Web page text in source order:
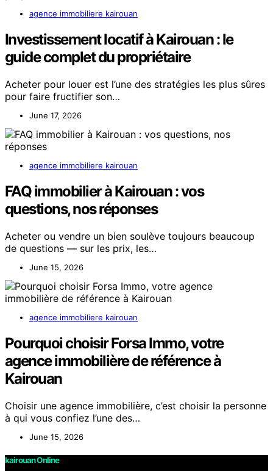
agence immobiliere kairouan
Investissement locatif à Kairouan : le
guide complet du propriétaire
Acheter pour louer est l’une des stratégies les plus sûres
pour faire fructifier son…
June 17, 2026
agence immobiliere kairouan
FAQ immobilier à Kairouan : vos
questions, nos réponses
Acheter ou vendre un bien soulève toujours beaucoup
de questions — sur les prix, les…
June 15, 2026
agence immobiliere kairouan
Pourquoi choisir Forsa Immo, votre
agence immobilière de référence à
Kairouan
Choisir une agence immobilière, c’est choisir la personne
à qui vous confiez l’une des…
June 15, 2026
kairouan Online